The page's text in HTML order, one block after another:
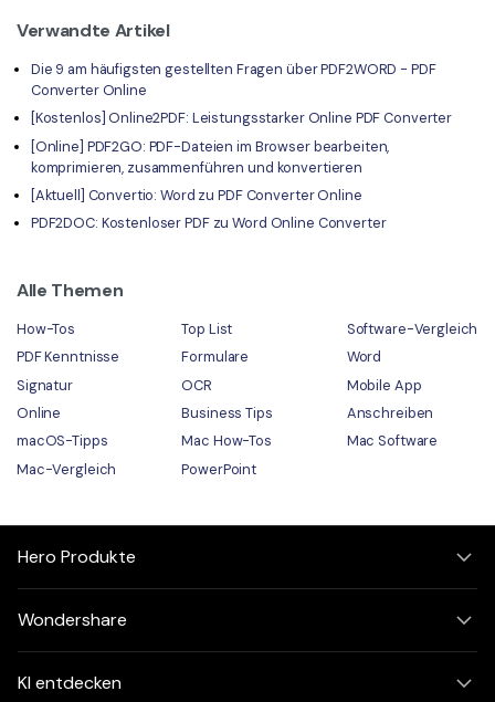
Verwandte Artikel
Die 9 am häufigsten gestellten Fragen über PDF2WORD - PDF
Converter Online
[Kostenlos] Online2PDF: Leistungsstarker Online PDF Converter
[Online] PDF2GO: PDF-Dateien im Browser bearbeiten,
komprimieren, zusammenführen und konvertieren
[Aktuell] Convertio: Word zu PDF Converter Online
PDF2DOC: Kostenloser PDF zu Word Online Converter
Alle Themen
How-Tos Top List
Software-Vergleich
PDF Kenntnisse
Formulare
Word
Signatur
OCR
Mobile App
Online
Business Tips
Anschreiben
macOS-Tipps
Mac How-Tos
Mac Software
Mac-Vergleich
PowerPoint
Hero Produkte
Wondershare
KI entdecken